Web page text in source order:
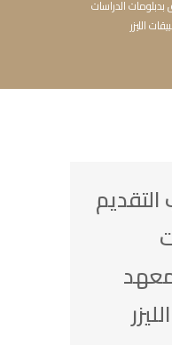
بدبلومات الدراسات
الليزر